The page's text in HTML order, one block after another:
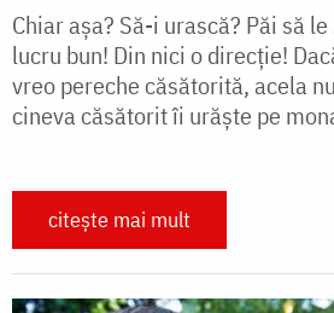
Chiar așa? Să-i urască? Păi să
lucru bun! Din nici o direcție!
vreo pereche căsătorită, acela
cineva căsătorit îi urăște pe
citește mai mult